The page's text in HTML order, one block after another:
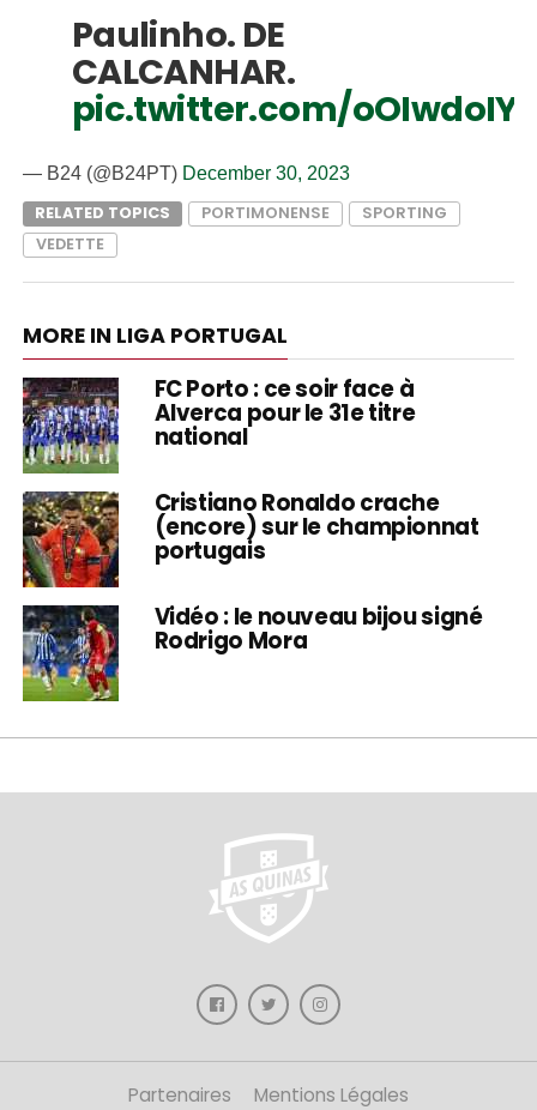
Paulinho. DE
CALCANHAR.
pic.twitter.com/
— B24 (@B24PT) December 30, 2023
RELATED TOPICS
PORTIMONENSE
SPORTING
VEDETTE
MORE IN LIGA PORTUGAL
FC Porto : ce soir face à
Alverca pour le 31e titre
national
Cristiano Ronaldo crache
(encore) sur le championnat
portugais
Vidéo : le nouveau bijou signé
Rodrigo Mora
Partenaires Mentions Légales